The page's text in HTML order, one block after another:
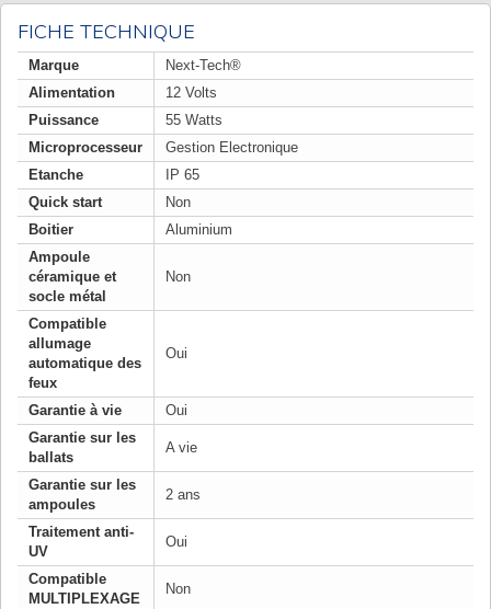
FICHE TECHNIQUE
Marque
Next-Tech®
Alimentation
12 Volts
Puissance
55 Watts
Microprocesseur
Gestion Electronique
Etanche
IP 65
Quick start
Non
Boitier
Aluminium
Ampoule
céramique et
socle métal
Non
Compatible
allumage
automatique des
feux
Oui
Garantie à vie
Oui
Garantie sur les
ballats
A vie
Garantie sur les
ampoules
2 ans
Traitement anti-
UV
Oui
Compatible
MULTIPLEXAGE
Non